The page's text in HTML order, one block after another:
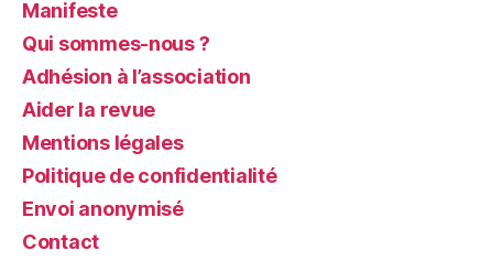
Manifeste
Qui sommes-nous ?
Adhésion à l’association
Aider la revue
Mentions légales
Politique de confidentialité
Envoi anonymisé
Contact